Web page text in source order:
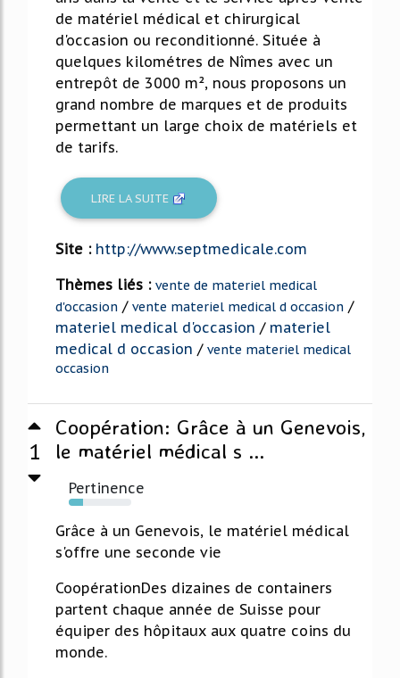
de matériel médical et chirurgical
d'occasion ou reconditionné. Située à
quelques kilométres de Nîmes avec un
entrepôt de 3000 m², nous proposons un
grand nombre de marques et de produits
permettant un large choix de matériels et
de tarifs.
LIRE LA SUITE
Site : http://www.septmedicale.com
Thèmes liés : vente de materiel medical
d'occasion / vente materiel medical d occasion /
materiel medical d'occasion / materiel
medical d occasion / vente materiel medical
occasion
1
Coopération: Grâce à un Genevois,
le matériel médical s ...
Pertinence
23%
Grâce à un Genevois, le matériel médical
s'offre une seconde vie
CoopérationDes dizaines de containers
partent chaque année de Suisse pour
équiper des hôpitaux aux quatre coins du
monde.